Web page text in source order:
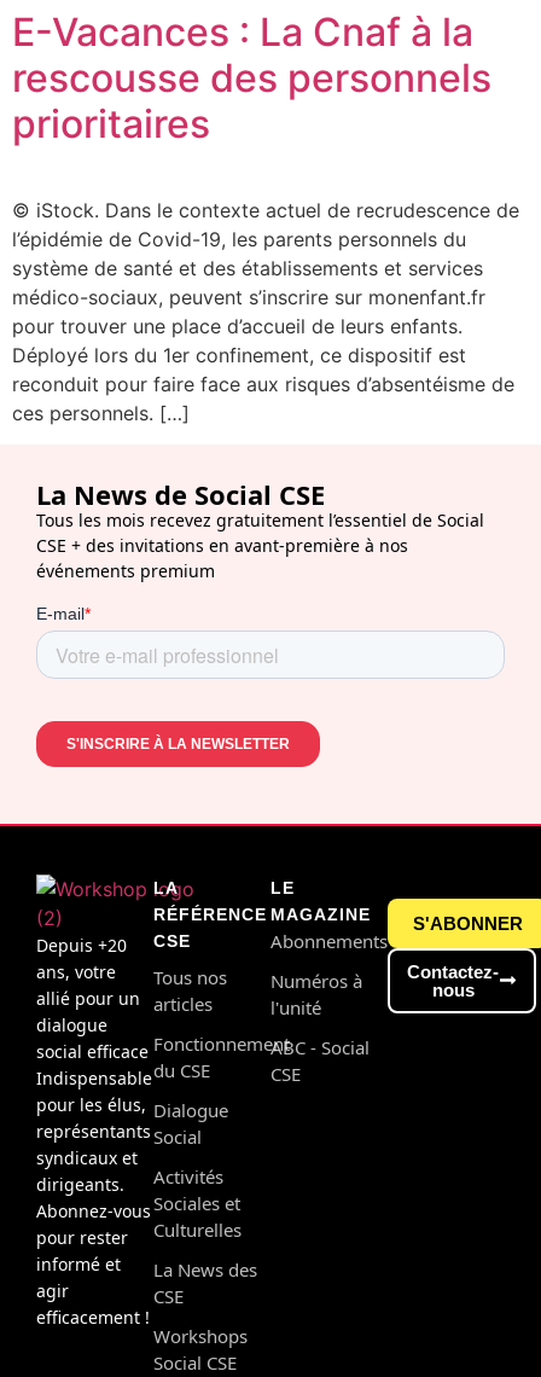
E-Vacances : La Cnaf à la
rescousse des personnels
prioritaires
© iStock. Dans le contexte actuel de recrudescence de
l’épidémie de Covid-19, les parents personnels du
système de santé et des établissements et services
médico-sociaux, peuvent s’inscrire sur monenfant.fr
pour trouver une place d’accueil de leurs enfants.
Déployé lors du 1er confinement, ce dispositif est
reconduit pour faire face aux risques d’absentéisme de
ces personnels. […]
La News de Social CSE
Tous les mois recevez gratuitement l’essentiel de Social
CSE + des invitations en avant-première à nos
événements premium
Depuis +20
ans, votre
allié pour un
dialogue
social efficace
Indispensable
pour les élus,
représentants
syndicaux et
dirigeants.
Abonnez-vous
pour rester
informé et
agir
efficacement !
LA
RÉFÉRENCE
CSE
Tous nos
articles
Fonctionnement
du CSE
Dialogue
Social
Activités
Sociales et
Culturelles
La News des
CSE
Workshops
Social CSE
LE
MAGAZINE
Abonnements
Numéros à
l'unité
ABC - Social
CSE
S'ABONNER
Contactez-
nous